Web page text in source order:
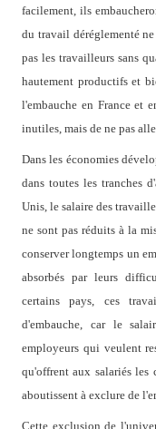
facilement, ils
du travail déréglementé
pas les travailleurs sans
hautement productifs et
l'embauche en France et
inutiles, mais de ne pas
Dans les économies
dans toutes les tranches
Unis, le salaire des
ne sont pas réduits à la
conserver longtemps un
absorbés par leurs
certains pays, ces
d'embauche, car le
employeurs qui veulent
qu'offrent aux salariés
aboutissent à exclure de
Cette exclusion de